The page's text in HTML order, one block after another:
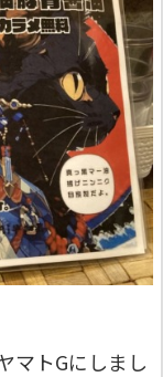
マトGにしまし